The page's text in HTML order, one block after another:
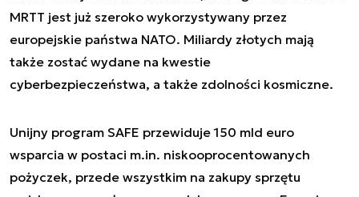
MRTT jest już szeroko wykorzystywany przez
europejskie państwa NATO. Miliardy złotych mają
także zostać wydane na kwestie
cyberbezpieczeństwa, a także zdolności kosmiczne.
Unijny program SAFE przewiduje 150 mld euro
wsparcia w postaci m.in. niskooprocentowanych
pożyczek, przede wszystkim na zakupy sprzętu